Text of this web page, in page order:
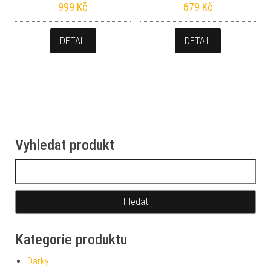
999 Kč
DETAIL
679 Kč
DETAIL
Vyhledat produkt
Kategorie produktu
Dárky